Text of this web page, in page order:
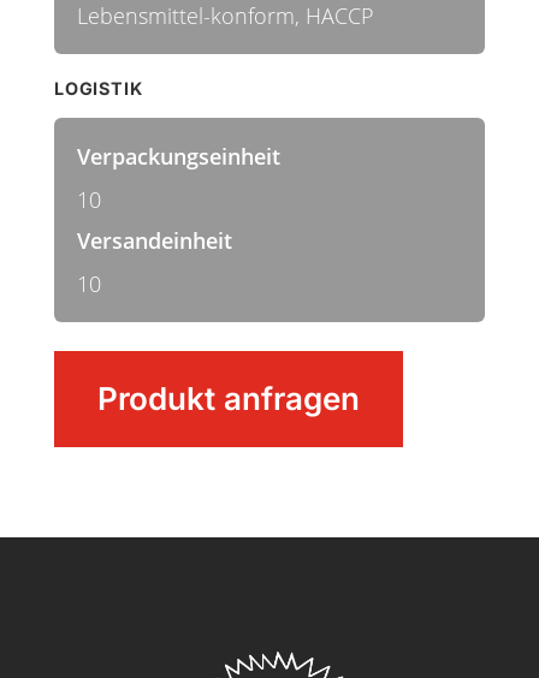
MengeProdukt anfragen
Lebensmittel-konform, HACCP
LOGISTIK
Verpackungseinheit
10
Versandeinheit
10